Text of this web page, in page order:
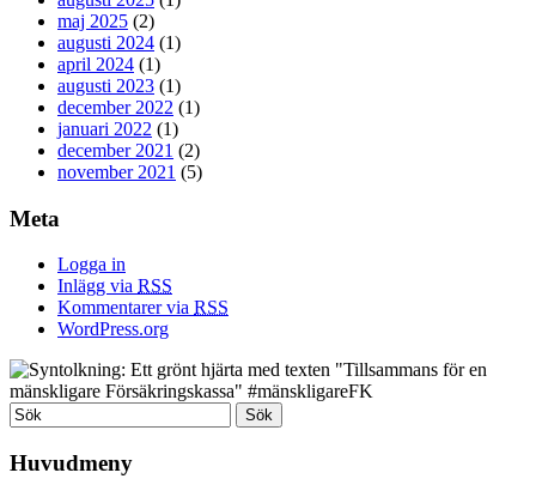
maj 2025 (2)
augusti 2024 (1)
april 2024 (1)
augusti 2023 (1)
december 2022 (1)
januari 2022 (1)
december 2021 (2)
november 2021 (5)
Meta
Logga in
Inlägg via RSS
Kommentarer via RSS
WordPress.org
Huvudmeny